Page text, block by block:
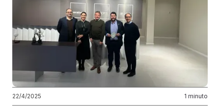
22/4/2025 1 minuto